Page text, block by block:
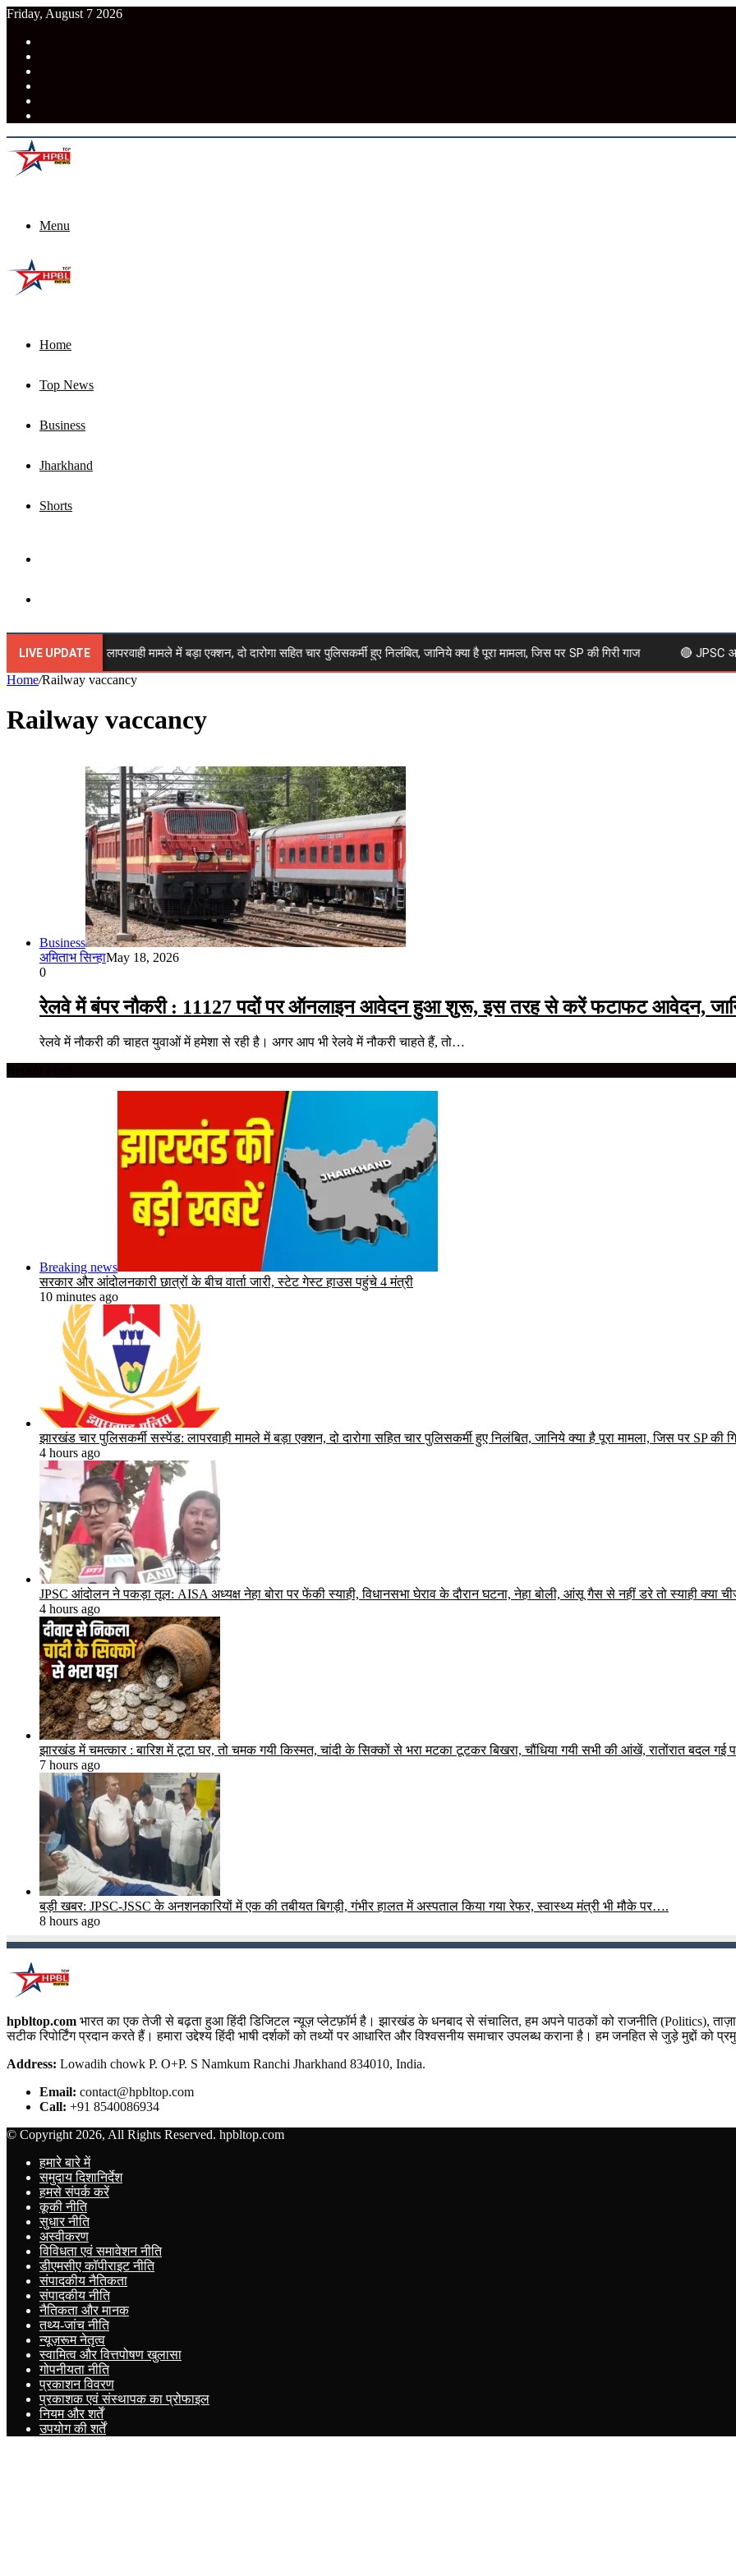
Friday, August 7 2026
Menu
Home
Top News
Business
Jharkhand
Shorts
for
LIVE UPDATE
सस्पेंड: लापरवाही मामले में बड़ा एक्शन, दो दारोगा सहित चार पुलिसकर्मी हुए निलंबित, जानिये क्या है पूरा मामला, जिस पर SP की गिरी गाज 🔴 JPSC
Home/Railway vaccancy
Railway vaccancy
Business
अमिताभ सिन्हाMay 18, 2026
0
रेलवे में बंपर नौकरी : 11127 पदों पर ऑनलाइन आवेदन हुआ शुरू, इस तरह से करें फटाफट आवेदन,
रेलवे में नौकरी की चाहत युवाओं में हमेशा से रही है। अगर आप भी रेलवे में नौकरी चाहते हैं, तो…
Breaking news
सरकार और आंदोलनकारी छात्रों के बीच वार्ता जारी, स्टेट गेस्ट हाउस पहुंचे 4 मंत्री
10 minutes ago
झारखंड चार पुलिसकर्मी सस्पेंड: लापरवाही मामले में बड़ा एक्शन, दो दारोगा सहित चार पुलिसकर्मी हुए निलंबित, जानिये क्या है पूरा मामला, जिस पर SP की
4 hours ago
JPSC आंदोलन ने पकड़ा तूल: AISA अध्यक्ष नेहा बोरा पर फेंकी स्याही, विधानसभा घेराव के दौरान घटना, नेहा बोली, आंसू गैस से नहीं डरे तो स्याही क्या
4 hours ago
झारखंड में चमत्कार : बारिश में टूटा घर, तो चमक गयी किस्मत, चांदी के सिक्कों से भरा मटका टूटकर बिखरा, चौंधिया गयी सभी की आंखें, रातोंरात बदल गई
7 hours ago
बड़ी खबर: JPSC-JSSC के अनशनकारियों में एक की तबीयत बिगड़ी, गंभीर हालत में अस्पताल किया गया रेफर, स्वास्थ्य मंत्री भी मौके पर….
8 hours ago
hpbltop.com भारत का एक तेजी से बढ़ता हुआ हिंदी डिजिटल न्यूज़ प्लेटफ़ॉर्म है। झारखंड के धनबाद से संचालित, हम अपने पाठकों को राजनीति (Politics),
सटीक रिपोर्टिंग प्रदान करते हैं। हमारा उद्देश्य हिंदी भाषी दर्शकों को तथ्यों पर आधारित और विश्वसनीय समाचार उपलब्ध कराना है। हम जनहित से जुड़े मुद्दों को
Address: Lowadih chowk P. O+P. S Namkum Ranchi Jharkhand 834010, India.
Email: contact@hpbltop.com
Call: +91 8540086934
© Copyright 2026, All Rights Reserved. hpbltop.com
हमारे बारे में
समुदाय दिशानिर्देश
हमसे संपर्क करें
कूकी नीति
सुधार नीति
अस्वीकरण
विविधता एवं समावेशन नीति
डीएमसीए कॉपीराइट नीति
संपादकीय नैतिकता
संपादकीय नीति
नैतिकता और मानक
तथ्य-जांच नीति
न्यूज़रूम नेतृत्व
स्वामित्व और वित्तपोषण खुलासा
गोपनीयता नीति
प्रकाशन विवरण
प्रकाशक एवं संस्थापक का प्रोफाइल
नियम और शर्तें
उपयोग की शर्तें